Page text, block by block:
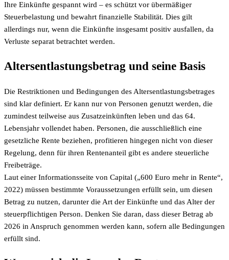
Ihre Einkünfte gespannt wird – es schützt vor übermäßiger
Steuerbelastung und bewahrt finanzielle Stabilität. Dies gilt
allerdings nur, wenn die Einkünfte insgesamt positiv ausfallen, da
Verluste separat betrachtet werden.
Altersentlastungsbetrag und seine Basis
Die Restriktionen und Bedingungen des Altersentlastungsbetrages
sind klar definiert. Er kann nur von Personen genutzt werden, die
zumindest teilweise aus Zusatzeinkünften leben und das 64.
Lebensjahr vollendet haben. Personen, die ausschließlich eine
gesetzliche Rente beziehen, profitieren hingegen nicht von dieser
Regelung, denn für ihren Rentenanteil gibt es andere steuerliche
Freibeträge.
Laut einer Informationsseite von Capital („600 Euro mehr in Rente“,
2022) müssen bestimmte Voraussetzungen erfüllt sein, um diesen
Betrag zu nutzen, darunter die Art der Einkünfte und das Alter der
steuerpflichtigen Person. Denken Sie daran, dass dieser Betrag ab
2026 in Anspruch genommen werden kann, sofern alle Bedingungen
erfüllt sind.